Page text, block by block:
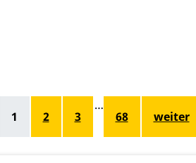
1 2 3
…
68 weiter